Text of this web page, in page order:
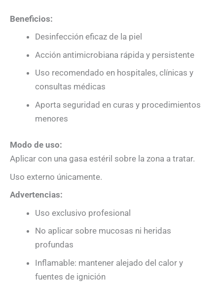
Beneficios:
Desinfección eficaz de la piel
Acción antimicrobiana rápida y persistente
Uso recomendado en hospitales, clínicas y
consultas médicas
Aporta seguridad en curas y procedimientos
menores
Modo de uso:
Aplicar con una gasa estéril sobre la zona a tratar.
Uso externo únicamente.
Advertencias:
Uso exclusivo profesional
No aplicar sobre mucosas ni heridas
profundas
Inflamable: mantener alejado del calor y
fuentes de ignición